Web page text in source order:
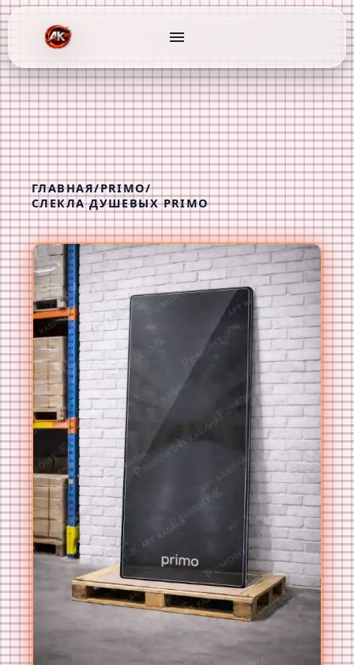
menu
ГЛАВНАЯ/PRIMO/
СЛЕКЛА ДУШЕВЫХ PRIMO